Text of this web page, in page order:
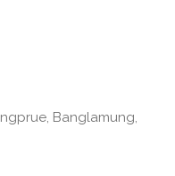
Banglamung,